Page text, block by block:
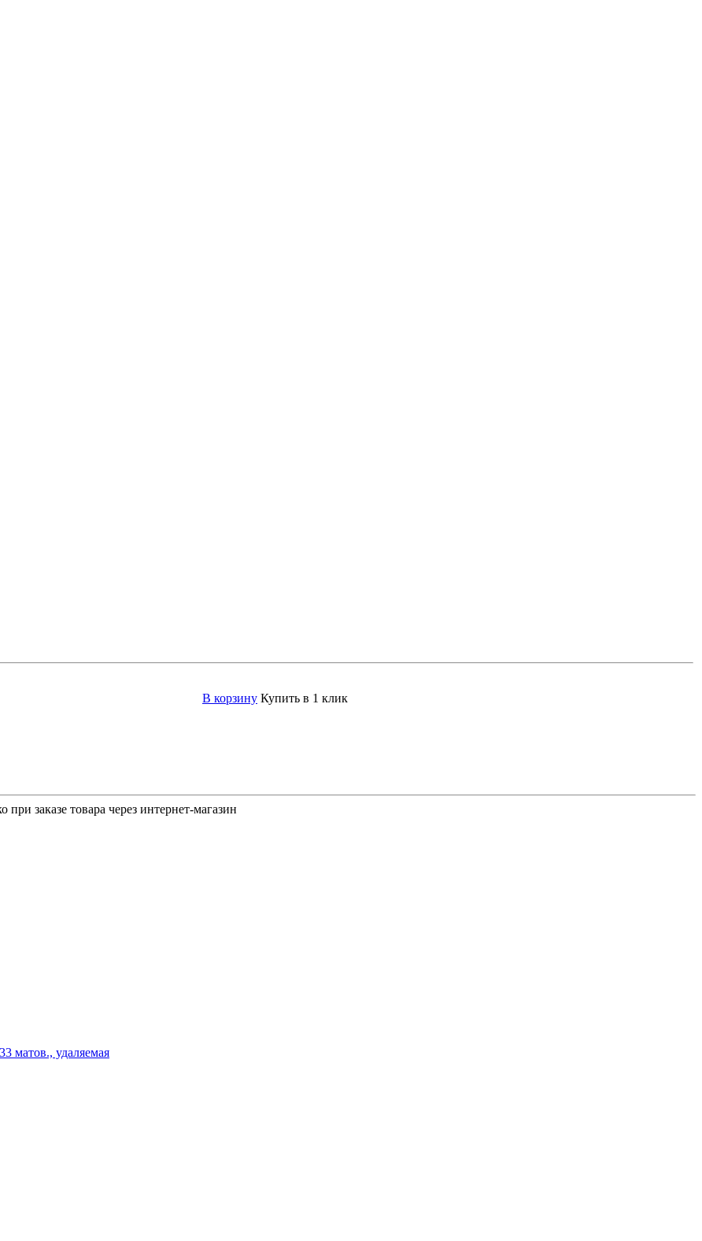
В корзину Купить в 1 клик
заказе товара через интернет-магазин
матов., удаляемая